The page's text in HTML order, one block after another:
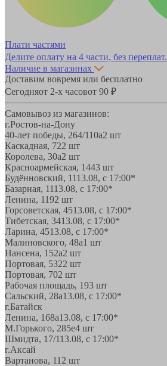
Плати частями
Делите оплату на 4 части, без переплат.
Наличие в магазинах
Доставим вовремя или бесплатно
Сегодняот 2-х часовот 90 ₽
Самовывоз из магазинов:
г.Ростов-на-Дону
40-лет победы, 264/110а2 шт
Каскадная, 722 шт
Королева, 30а2 шт
Красноармейская, 1443 шт
Будённовский, 1113.08, с 17:00*
Базарная, 1113.08, с 17:00*
Ленина, 1192 шт
Горсоветская, 4513.08, с 17:00*
Тибетская, 3413.08, с 17:00*
Ларина, 4513.08, с 17:00*
Малиновского, 48а1 шт
Нансена, 152а2 шт
Портовая, 5322 шт
Портовая, 702 шт
Рабочая площадь, 193 шт
Сальский, 28a13.08, с 17:00*
г.Батайск
Ленина, 168а13.08, с 17:00*
М.Горького, 285е4 шт
Шмидта, 17/113.08, с 17:00*
г.Аксай
Вартанова, 11 2 шт